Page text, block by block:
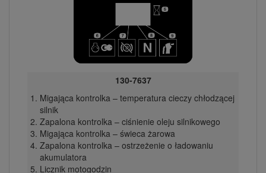
130-7637
Migająca kontrolka – temperatura cieczy chłodzącej
silnik
Zapalona kontrolka – ciśnienie oleju silnikowego
Migająca kontrolka – świeca żarowa
Zapalona kontrolka – ostrzeżenie o ładowaniu
akumulatora
Licznik motogodzin